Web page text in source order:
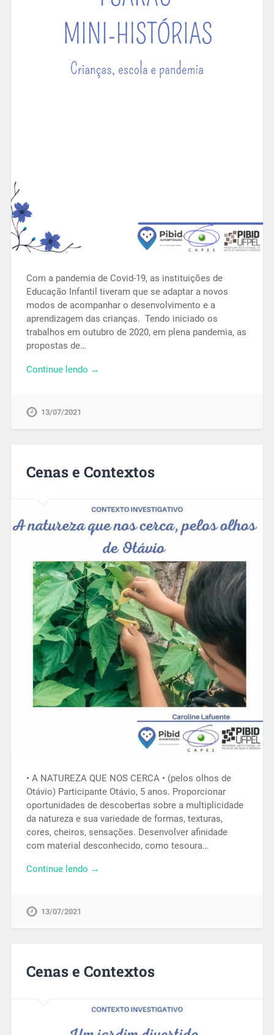
Com a pandemia de Covid-19, as instituições de
Educação Infantil tiveram que se adaptar a novos
modos de acompanhar o desenvolvimento e a
aprendizagem das crianças. Tendo iniciado os
trabalhos em outubro de 2020, em plena pandemia, as
propostas de…
Continue lendo →
13/07/2021
Cenas e Contextos
• A NATUREZA QUE NOS CERCA • (pelos olhos de
Otávio) Participante Otávio, 5 anos. Proporcionar
oportunidades de descobertas sobre a multiplicidade
da natureza e sua variedade de formas, texturas,
cores, cheiros, sensações. Desenvolver afinidade
com material desconhecido, como tesoura…
Continue lendo →
13/07/2021
Cenas e Contextos